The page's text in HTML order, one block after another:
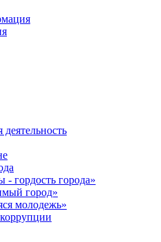
деятельность
- гордость города»
город»
молодежь»